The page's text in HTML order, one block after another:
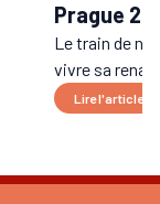
Prague
Le train de
vivre sa
Lire l'article